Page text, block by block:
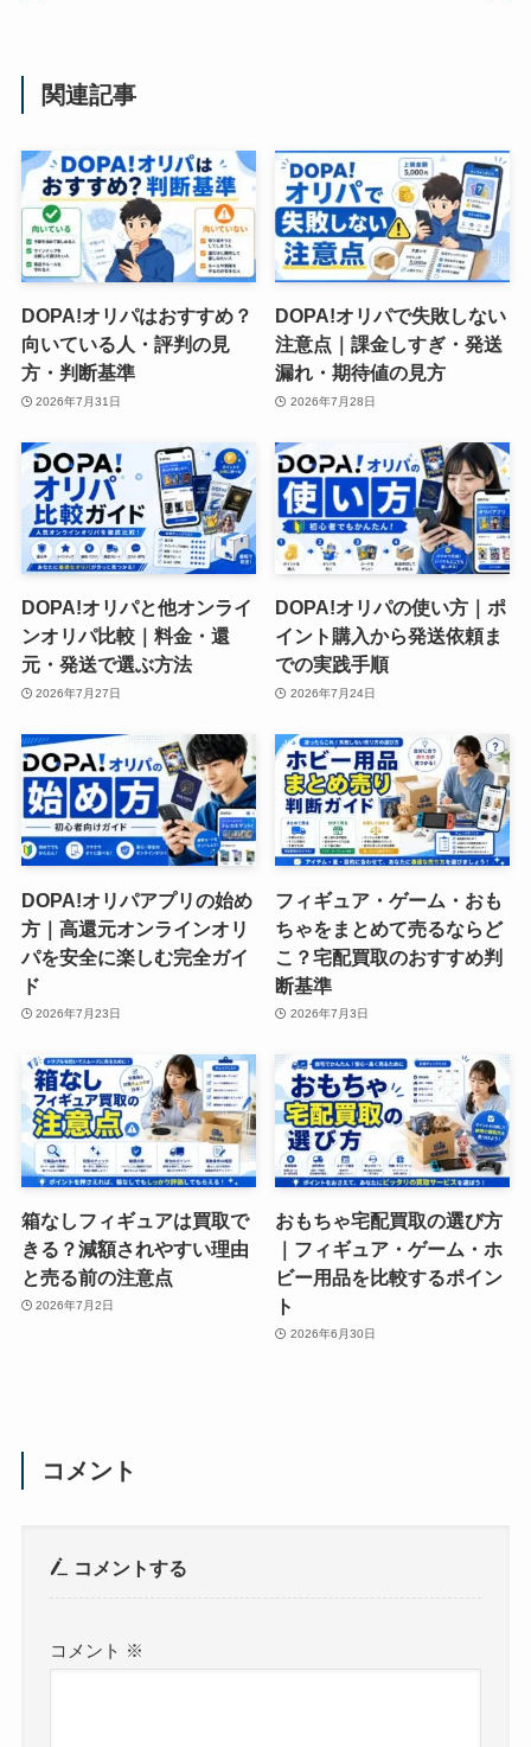
関連記事
DOPA!オリパはおすすめ？
向いている人・評判の見
方・判断基準
2026年7月31日
DOPA!オリパで失敗しない
注意点｜課金しすぎ・発送
漏れ・期待値の見方
2026年7月28日
DOPA!オリパと他オンライ
ンオリパ比較｜料金・還
元・発送で選ぶ方法
2026年7月27日
DOPA!オリパの使い方｜ポ
イント購入から発送依頼ま
での実践手順
2026年7月24日
DOPA!オリパアプリの始め
方｜高還元オンラインオリ
パを安全に楽しむ完全ガイ
ド
2026年7月23日
フィギュア・ゲーム・おも
ちゃをまとめて売るならど
こ？宅配買取のおすすめ判
断基準
2026年7月3日
箱なしフィギュアは買取で
きる？減額されやすい理由
と売る前の注意点
2026年7月2日
おもちゃ宅配買取の選び方
｜フィギュア・ゲーム・ホ
ビー用品を比較するポイン
ト
2026年6月30日
コメント
コメントする
コメント ※